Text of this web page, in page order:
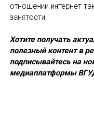
отношении интернет-
занятости.
Хотите получать
полезный контент в
подписывайтесь на
медиаплатформы